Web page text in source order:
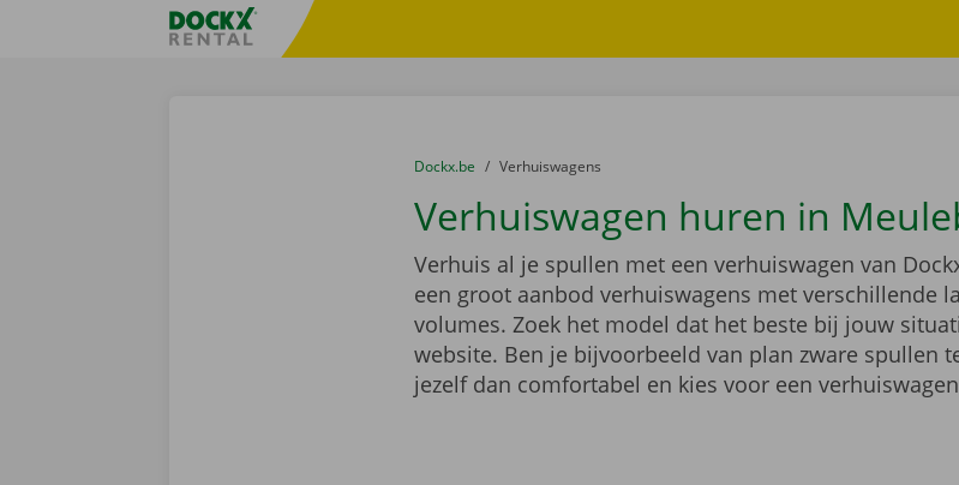
Taalselectie overslaanFratello DEMO
U bevindt zich hier:
van
Dockx.be naar
Verhuiswagens
Verhuiswagen huren in
Verhuis al je spullen met een verhuiswagen van
een groot aanbod verhuiswagens met verschillende
volumes. Zoek het model dat het beste bij jouw
website. Ben je bijvoorbeeld van plan zware spullen
jezelf dan comfortabel en kies voor een